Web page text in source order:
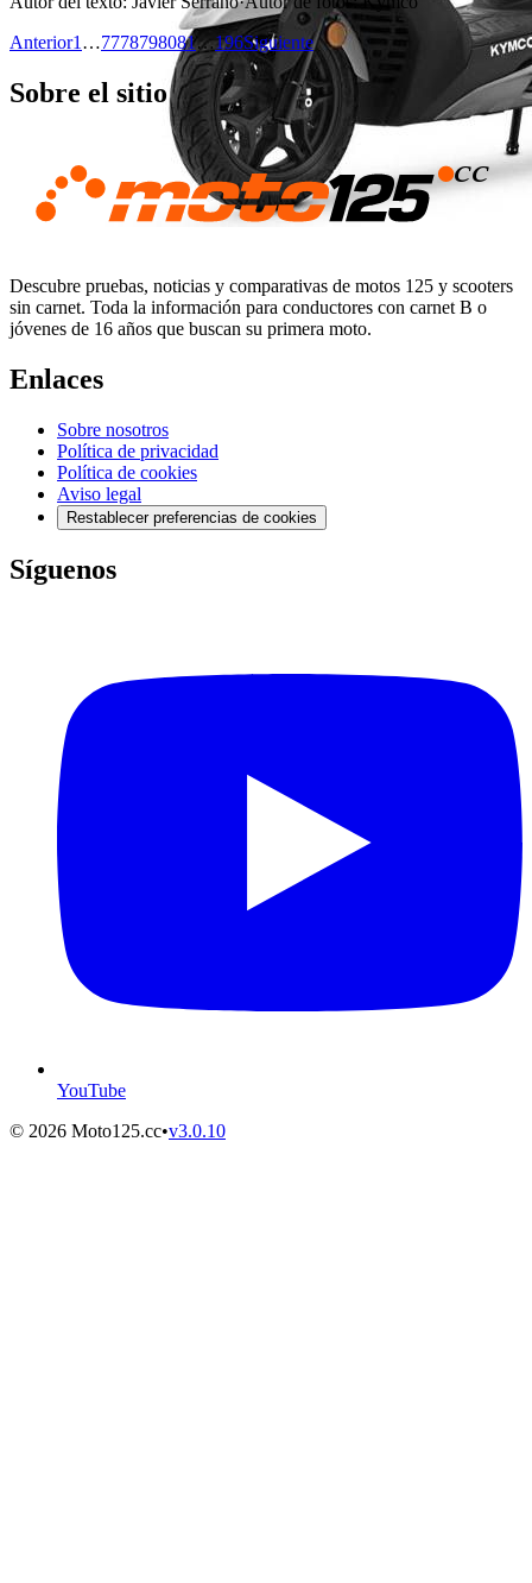
Anterior1 …7778798081…196Siguiente
Sobre el sitio
Descubre pruebas, noticias y comparativas de motos 125 y scooters
sin carnet. Toda la información para conductores con carnet B o
jóvenes de 16 años que buscan su primera moto.
Enlaces
Sobre nosotros
Política de privacidad
Política de cookies
Aviso legal
Restablecer preferencias de cookies
Síguenos
YouTube
© 2026 Moto125.cc•v3.0.10